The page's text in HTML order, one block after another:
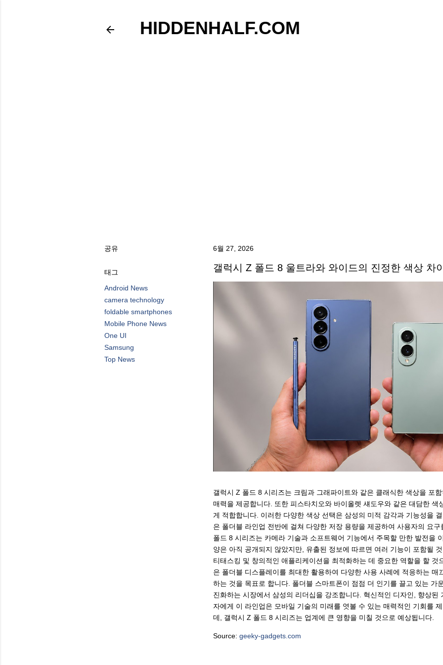
HIDDENHALF.COM
공유
태그
Android News
camera technology
foldable smartphones
Mobile Phone News
One UI
Samsung
Top News
6월 27, 2026
갤럭시 Z 폴드 8 울트라와 와이드의 진정한 색상 차
갤럭시 Z 폴드 8 시리즈는 크림과 그래파이트와 같은 클래식한 색상을 포
매력을 제공합니다. 또한 피스타치오와 바이올렛 섀도우와 같은 대담한 색
게 적합합니다. 이러한 다양한 색상 선택은 삼성의 미적 감각과 기능성을
은 폴더블 라인업 전반에 걸쳐 다양한 저장 용량을 제공하여 사용자의 요
폴드 8 시리즈는 카메라 기술과 소프트웨어 기능에서 주목할 만한 발전을
양은 아직 공개되지 않았지만, 유출된 정보에 따르면 여러 기능이 포함될
티태스킹 및 창의적인 애플리케이션을 최적화하는 데 중요한 역할을 할 것
은 폴더블 디스플레이를 최대한 활용하여 다양한 사용 사례에 적응하는 매
하는 것을 목표로 합니다. 폴더블 스마트폰이 점점 더 인기를 끌고 있는 가
진화하는 시장에서 삼성의 리더십을 강조합니다. 혁신적인 디자인, 향상된
자에게 이 라인업은 모바일 기술의 미래를 엿볼 수 있는 매력적인 기회를
데, 갤럭시 Z 폴드 8 시리즈는 업계에 큰 영향을 미칠 것으로 예상됩니다.
Source: geeky-gadgets.com